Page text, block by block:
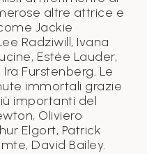
altre attrice e
Jackie
Radziwill, Ivana
Estée Lauder,
Ira Furstenberg. Le
immortali grazie
importanti del
Oliviero
Elgort, Patrick
David Bailey.